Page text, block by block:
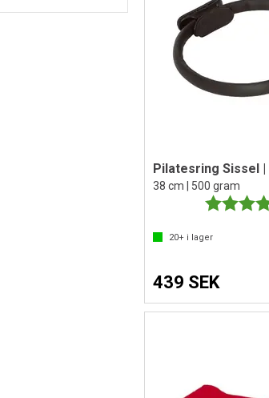
Pilatesring Sissel
38 cm | 500 gram
Betyg:
20+i lager
439 SEK